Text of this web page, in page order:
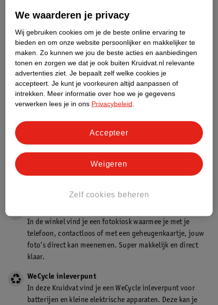
gezondheidsvraag ook is, stel hem aan
ons!
Stel je gezondheidsvraag
Ook in deze winkel
Kruidvat.nl ophaalpunt
winkel. Zo hoef je niet thuis te blijven voor de Kruidvat
Kruidvat is een gecertificeerd drogist. Dit betekent dat je
winkel én online!
In de winkel vind je een fotokiosk waarmee je met je
telefoon, contactloos of met een geheugenkaartje, jouw
foto’s direct kan meenemen. Super makkelijk en direct
klaar.
WeCycle inleverpunt
In deze Kruidvat vind je een WeCycle inleverpunt voor
batterijen en kleine elektrische apparaten. Deze kan je
We waarderen je privacy
Wij gebruiken cookies om je de beste online ervaring te
bieden en om onze website persoonlijker en makkelijker te
maken. Zo kunnen we jou de beste acties en aanbiedingen
tonen en zorgen we dat je ook buiten Kruidvat.nl relevante
advertenties ziet. Je bepaalt zelf welke cookies je
accepteert. Je kunt je voorkeuren altijd aanpassen of
intrekken.
Meer informatie over hoe we je gegevens
verwerken lees je in ons Privacybeleid
Zelf cookies beheren
Weigeren
Accepteer